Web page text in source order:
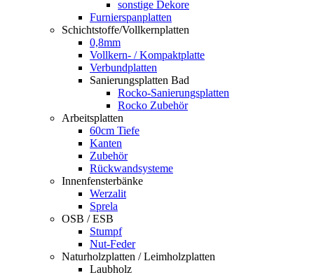
sonstige Dekore
Furnierspanplatten
Schichtstoffe/Vollkernplatten
0,8mm
Vollkern- / Kompaktplatte
Verbundplatten
Sanierungsplatten Bad
Rocko-Sanierungsplatten
Rocko Zubehör
Arbeitsplatten
60cm Tiefe
Kanten
Zubehör
Rückwandsysteme
Innenfensterbänke
Werzalit
Sprela
OSB / ESB
Stumpf
Nut-Feder
Naturholzplatten / Leimholzplatten
Laubholz